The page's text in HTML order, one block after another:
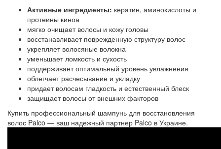
Активные ингредиенты: кератин, аминокислоты и
протеины киноа
мягко очищает волосы и кожу головы
восстанавливает поврежденную структуру волос
укрепляет волосяные волокна
уменьшает ломкость и сухость
поддерживает оптимальный уровень увлажнения
облегчает расчесывание и укладку
придает волосам гладкость и естественный блеск
защищает волосы от внешних факторов
Купить профессиональный шампунь для восстановления
волос Palco — ваш надежный партнер Palco в Украине.